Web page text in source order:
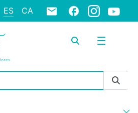
ES CA